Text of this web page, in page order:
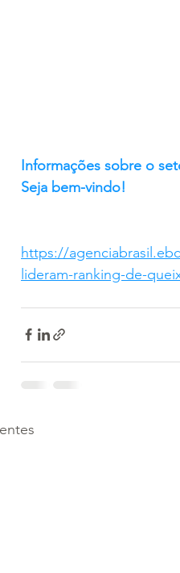
Informações sobre o
Seja bem-vindo!
https://
lideram-ranking-de-